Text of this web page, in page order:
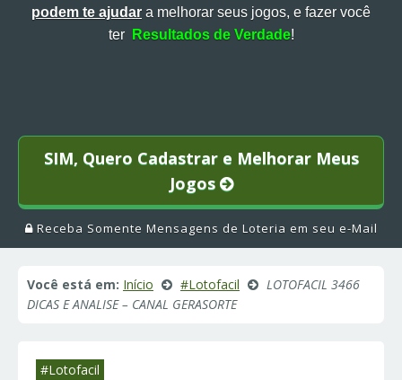
podem te ajudar a melhorar seus jogos, e fazer você
ter
Resultados de Verdade!
SIM, Quero Cadastrar e Melhorar Meus
Jogos
Receba Somente Mensagens de Loteria em seu e-Mail
Você está em: Início #Lotofacil
LOTOFACIL 3466
DICAS E ANALISE – CANAL GERASORTE
#Lotofacil